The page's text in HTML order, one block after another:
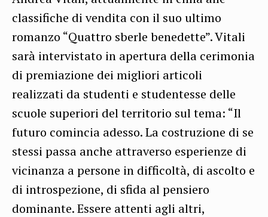
classifiche di vendita con il suo ultimo
romanzo “Quattro sberle benedette”. Vitali
sarà intervistato in apertura della cerimonia
di premiazione dei migliori articoli
realizzati da studenti e studentesse delle
scuole superiori del territorio sul tema: “Il
futuro comincia adesso. La costruzione di se
stessi passa anche attraverso esperienze di
vicinanza a persone in difficoltà, di ascolto e
di introspezione, di sfida al pensiero
dominante. Essere attenti agli altri,